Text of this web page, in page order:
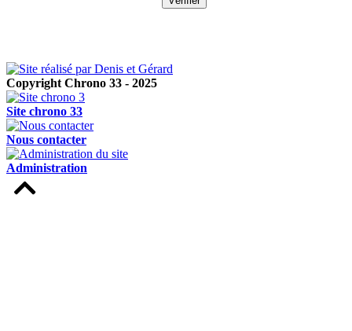
Copyright Chrono 33 - 2025
Site chrono 33
Nous contacter
Administration